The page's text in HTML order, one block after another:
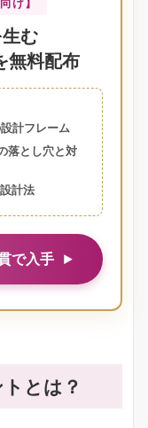
む
無料配布
計フレーム
落とし穴と対
計法
で入手
とは？